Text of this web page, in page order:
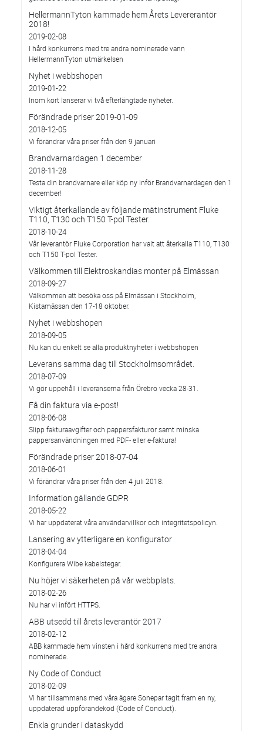
HellermannTyton kammade hem Årets Levererantör
2018!
2019-02-08
I hård konkurrens med tre andra nominerade vann
HellermannTyton utmärkelsen
Nyhet i webbshopen
2019-01-22
Inom kort lanserar vi två efterlängtade nyheter.
Förändrade priser 2019-01-09
2018-12-05
Vi förändrar våra priser från den 9 januari
Brandvarnardagen 1 december
2018-11-28
Testa din brandvarnare eller köp ny inför Brandvarnardagen den 1
december!
Viktigt återkallande av följande mätinstrument Fluke
T110, T130 och T150 T-pol Tester.
2018-10-24
Vår leverantör Fluke Corporation har valt att återkalla T110, T130
och T150 T-pol Tester.
Välkommen till Elektroskandias monter på Elmässan
2018-09-27
Välkommen att besöka oss på Elmässan i Stockholm,
Kistamässan den 17-18 oktober.
Nyhet i webbshopen
2018-09-05
Nu kan du enkelt se alla produktnyheter i webbshopen
Leverans samma dag till Stockholmsområdet.
2018-07-09
Vi gör uppehåll i leveranserna från Örebro vecka 28-31.
Få din faktura via e-post!
2018-06-08
Slipp fakturaavgifter och pappersfakturor samt minska
pappersanvändningen med PDF- eller e-faktura!
Förändrade priser 2018-07-04
2018-06-01
Vi förändrar våra priser från den 4 juli 2018.
Information gällande GDPR
2018-05-22
Vi har uppdaterat våra användarvillkor och integritetspolicyn.
Lansering av ytterligare en konfigurator
2018-04-04
Konfigurera Wibe kabelstegar.
Nu höjer vi säkerheten på vår webbplats.
2018-02-26
Nu har vi infört HTTPS.
ABB utsedd till årets leverantör 2017
2018-02-12
ABB kammade hem vinsten i hård konkurrens med tre andra
nominerade.
Ny Code of Conduct
2018-02-09
Vi har tillsammans med våra ägare Sonepar tagit fram en ny,
uppdaterad uppförandekod (Code of Conduct).
Enkla grunder i dataskydd